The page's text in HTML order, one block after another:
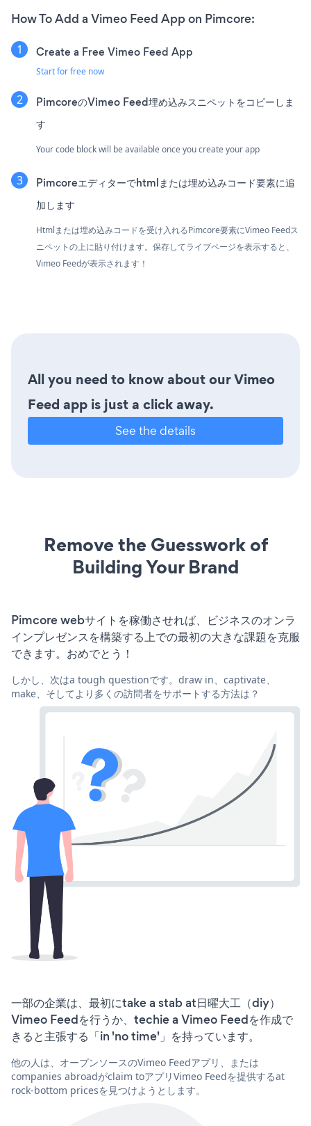
How To Add a Vimeo Feed App on Pimcore:
Create a Free Vimeo Feed App
Start for free now
PimcoreのVimeo Feed埋め込みスニペットをコピーしま
す
Your code block will be available once you create your app
Pimcoreエディターでhtmlまたは埋め込みコード要素に追
加します
Htmlまたは埋め込みコードを受け入れるPimcore要素にVimeo Feedス
ニペットの上に貼り付けます。保存してライブページを表示すると、
Vimeo Feedが表示されます！
All you need to know about our Vimeo
Feed app is just a click away.
See the details
Remove the Guesswork of
Building Your Brand
Pimcore webサイトを稼働させれば、ビジネスのオンラ
インプレゼンスを構築する上での最初の大きな課題を克服
できます。おめでとう！
しかし、次はa tough questionです。draw in、captivate、
make、そしてより多くの訪問者をサポートする方法は？
一部の企業は、最初にtake a stab at日曜大工（diy）
Vimeo Feedを行うか、techie a Vimeo Feedを作成で
きると主張する「in 'no time'」を持っています。
他の人は、オープンソースのVimeo Feedアプリ、または
companies abroadがclaim toアプリVimeo Feedを提供するat
rock-bottom pricesを見つけようとします。